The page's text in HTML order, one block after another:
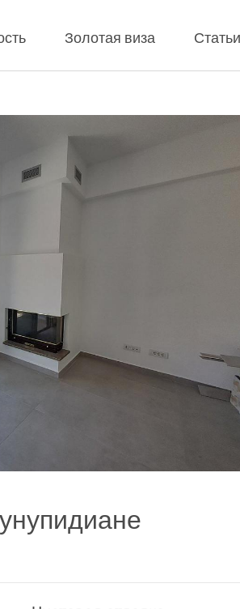
Золотая виза Статьи